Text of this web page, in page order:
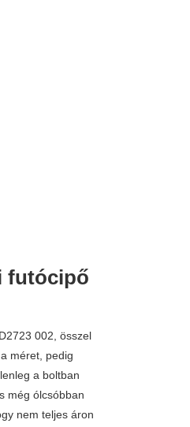
futócipő
002, összel
méret, pedig
a boltban
még ólcsóbban
nem teljes áron